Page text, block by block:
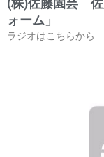
(株)佐藤園芸
ォーム」
ラジオはこちらから